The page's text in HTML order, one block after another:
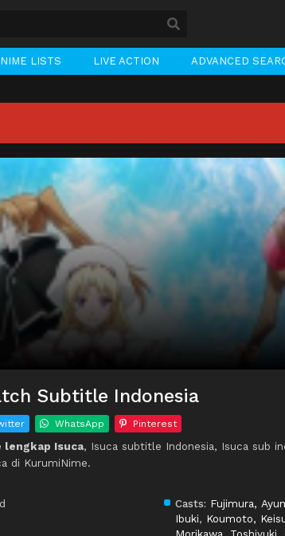
LISTS LIVE ACTION ADVANCED
Subtitle Indonesia
WhatsApp Pinterest
lengkap Isuca, Isuca subtitle Indonesia, Isuca sub
di KurumiNime.
Casts: Fujimura,
Ibuki, Koumoto,